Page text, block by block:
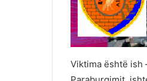
Viktima është ish